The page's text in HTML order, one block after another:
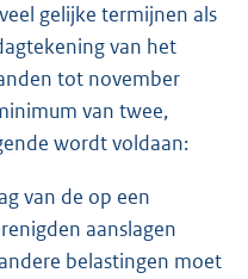
gelijke termijnen als
van het
tot november
van twee,
wordt voldaan:
van de op een
aanslagen
belastingen moet